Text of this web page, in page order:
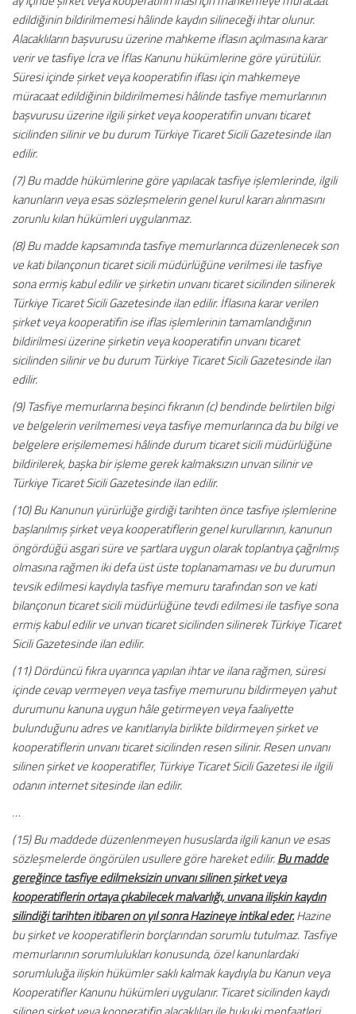
edildiğinin bildirilmemesi hâlinde kaydın silineceği ihtar olunur.
Alacaklıların başvurusu üzerine mahkeme iflasın açılmasına karar
verir ve tasfiye İcra ve İflas Kanunu hükümlerine göre yürütülür.
Süresi içinde şirket veya kooperatifin iflası için mahkemeye
müracaat edildiğinin bildirilmemesi hâlinde tasfiye memurlarının
başvurusu üzerine ilgili şirket veya kooperatifin unvanı ticaret
sicilinden silinir ve bu durum Türkiye Ticaret Sicili Gazetesinde ilan
edilir.
(7) Bu madde hükümlerine göre yapılacak tasfiye işlemlerinde, ilgili
kanunların veya esas sözleşmelerin genel kurul kararı alınmasını
zorunlu kılan hükümleri uygulanmaz.
(8) Bu madde kapsamında tasfiye memurlarınca düzenlenecek son
ve kati bilançonun ticaret sicili müdürlüğüne verilmesi ile tasfiye
sona ermiş kabul edilir ve şirketin unvanı ticaret sicilinden silinerek
Türkiye Ticaret Sicili Gazetesinde ilan edilir. İflasına karar verilen
şirket veya kooperatifin ise iflas işlemlerinin tamamlandığının
bildirilmesi üzerine şirketin veya kooperatifin unvanı ticaret
sicilinden silinir ve bu durum Türkiye Ticaret Sicili Gazetesinde ilan
edilir.
(9) Tasfiye memurlarına beşinci fıkranın (c) bendinde belirtilen bilgi
ve belgelerin verilmemesi veya tasfiye memurlarınca da bu bilgi ve
belgelere erişilememesi hâlinde durum ticaret sicili müdürlüğüne
bildirilerek, başka bir işleme gerek kalmaksızın unvan silinir ve
Türkiye Ticaret Sicili Gazetesinde ilan edilir.
(10) Bu Kanunun yürürlüğe girdiği tarihten önce tasfiye işlemlerine
başlanılmış şirket veya kooperatiflerin genel kurullarının, kanunun
öngördüğü asgari süre ve şartlara uygun olarak toplantıya çağrılmış
olmasına rağmen iki defa üst üste toplanamaması ve bu durumun
tevsik edilmesi kaydıyla tasfiye memuru tarafından son ve kati
bilançonun ticaret sicili müdürlüğüne tevdi edilmesi ile tasfiye sona
ermiş kabul edilir ve unvan ticaret sicilinden silinerek Türkiye Ticaret
Sicili Gazetesinde ilan edilir.
(11) Dördüncü fıkra uyarınca yapılan ihtar ve ilana rağmen, süresi
içinde cevap vermeyen veya tasfiye memurunu bildirmeyen yahut
durumunu kanuna uygun hâle getirmeyen veya faaliyette
bulunduğunu adres ve kanıtlarıyla birlikte bildirmeyen şirket ve
kooperatiflerin unvanı ticaret sicilinden resen silinir. Resen unvanı
silinen şirket ve kooperatifler, Türkiye Ticaret Sicili Gazetesi ile ilgili
odanın internet sitesinde ilan edilir.
…
(15) Bu maddede düzenlenmeyen hususlarda ilgili kanun ve esas
sözleşmelerde öngörülen usullere göre hareket edilir.Bu madde
gereğince tasfiye edilmeksizin unvanı silinen şirket veya
kooperatiflerin ortaya çıkabilecek malvarlığı, unvana ilişkin kaydın
silindiği tarihten itibaren on yıl sonra Hazineye intikal eder.Hazine
bu şirket ve kooperatiflerin borçlarından sorumlu tutulmaz. Tasfiye
memurlarının sorumlulukları konusunda, özel kanunlardaki
sorumluluğa ilişkin hükümler saklı kalmak kaydıyla bu Kanun veya
Kooperatifler Kanunu hükümleri uygulanır. Ticaret sicilinden kaydı